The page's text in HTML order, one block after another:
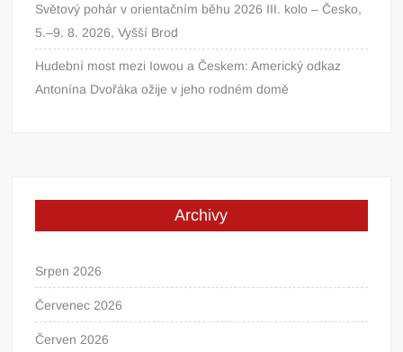
Světový pohár v orientačním běhu 2026 III. kolo – Česko,
5.–9. 8. 2026, Vyšší Brod
Hudební most mezi Iowou a Českem: Americký odkaz
Antonína Dvořáka ožije v jeho rodném domě
Archivy
Srpen 2026
Červenec 2026
Červen 2026